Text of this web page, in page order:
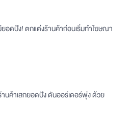
อดปัง! ตกแต่งร้านค้าก่อนเริ่มทำโฆษณา
นค้าเสกยอดปัง ดันออร์เดอร์พุ่ง ด้วย